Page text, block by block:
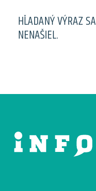
HĽADANÝ VÝRAZ SA
NENAŠIEL.